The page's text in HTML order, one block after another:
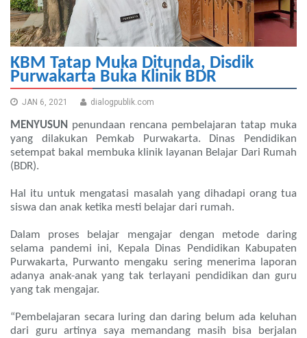
KBM Tatap Muka Ditunda, Disdik
Purwakarta Buka Klinik BDR
JAN 6, 2021 dialogpublik.com
MENYUSUN penundaan rencana pembelajaran tatap muka
yang dilakukan Pemkab Purwakarta. Dinas Pendidikan
setempat bakal membuka klinik layanan Belajar Dari Rumah
(BDR).
Hal itu untuk mengatasi masalah yang dihadapi orang tua
siswa dan anak ketika mesti belajar dari rumah.
Dalam proses belajar mengajar dengan metode daring
selama pandemi ini, Kepala Dinas Pendidikan Kabupaten
Purwakarta, Purwanto mengaku sering menerima laporan
adanya anak-anak yang tak terlayani pendidikan dan guru
yang tak mengajar.
“Pembelajaran secara luring dan daring belum ada keluhan
dari guru artinya saya memandang masih bisa berjalan